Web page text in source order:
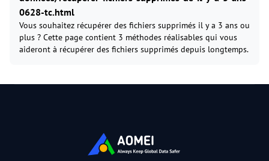
0628-tc.html
Vous souhaitez récupérer des fichiers supprimés il y a 3 ans ou
plus ? Cette page contient 3 méthodes réalisables qui vous
aideront à récupérer des fichiers supprimés depuis longtemps.